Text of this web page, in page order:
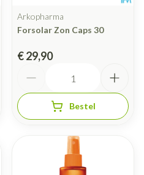
Arkopharma
Forsolar Zon Caps 30
€ 29,90
Bestel